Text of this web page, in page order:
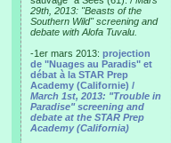
29th, 2013: "Beasts of the
Southern Wild" screening and
debate with Alofa Tuvalu.
-1er mars 2013: projection
de "Nuages au Paradis" et
débat à la STAR Prep
Academy (Californie) /
March 1st, 2013: "Trouble in
Paradise" screening and
debate at the STAR Prep
Academy (California)